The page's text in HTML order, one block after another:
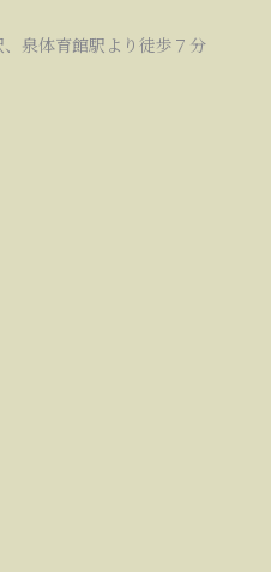
泉体育館駅より徒歩７分